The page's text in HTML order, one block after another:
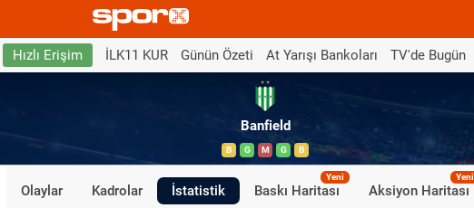
Hızlı Erişim İLK11 KUR Günün Özeti At Yarışı Bankoları TV'de Bugün
Banfield
B G M G B
Olaylar Kadrolar İstatistik Baskı Haritası
Yeni
Aksiyon Haritası
Yeni